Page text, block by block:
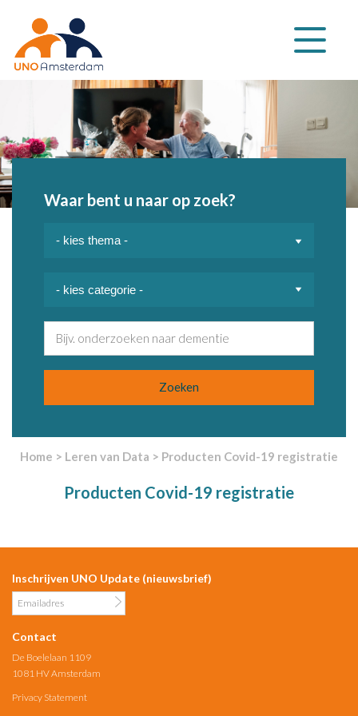
Klap
navigatie
Waar bent u naar op zoek?
Home > Leren van Data > Producten Covid-19 registratie
Producten Covid-19 registratie
Inschrijven UNO Update (nieuwsbrief)
Contact
De Boelelaan 1109
1081 HV Amsterdam
Privacy Statement